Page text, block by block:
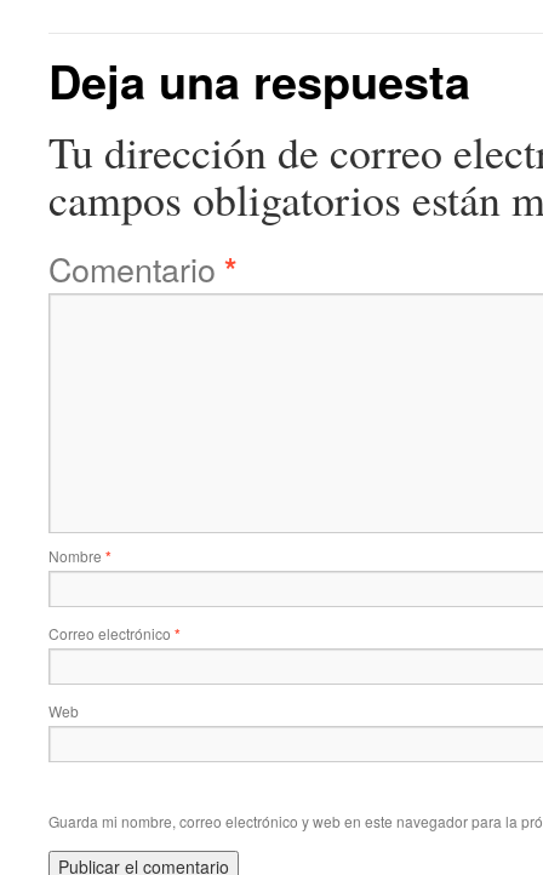
Deja una respuesta
Tu dirección de correo
campos obligatorios están
Comentario *
Nombre *
Correo electrónico *
Web
Guarda mi nombre, correo electrónico y web en este navegador para la